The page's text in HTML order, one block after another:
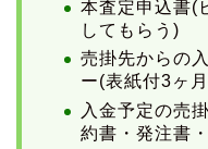
本査定申込書(
してもらう)
売掛先からの
ー(表紙付3ヶ
入金予定の売
約書・発注書